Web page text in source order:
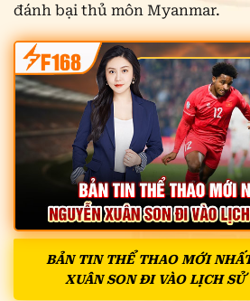
đánh bại thủ môn Myanmar.
BẢN TIN THỂ THAO MỚI
XUÂN SON ĐI VÀO LỊCH